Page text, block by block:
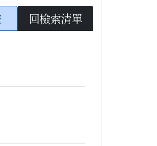
回檢索清單